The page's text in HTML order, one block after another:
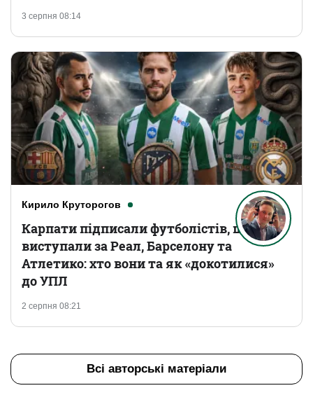
3 серпня 08:14
Кирило Круторогов
2 серпня 08:21
Карпати підписали футболістів, що
виступали за Реал, Барселону та
Атлетико: хто вони та як «докотилися»
до УПЛ
Всі авторські матеріали